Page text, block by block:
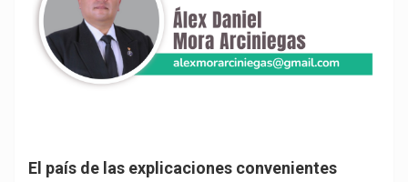
El país de las explicaciones convenientes